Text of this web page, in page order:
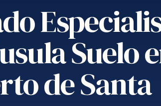
Suelo
de Santa